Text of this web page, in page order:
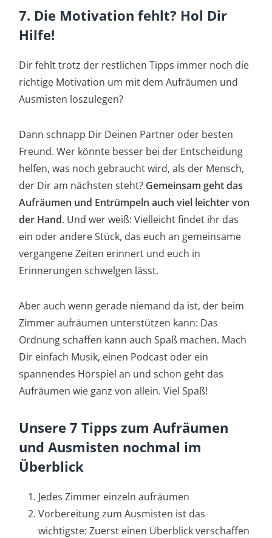
7. Die Motivation fehlt? Hol Dir
Hilfe!
Dir fehlt trotz der restlichen Tipps immer noch die
richtige Motivation um mit dem Aufräumen und
Ausmisten loszulegen?
Dann schnapp Dir Deinen Partner oder besten
Freund. Wer könnte besser bei der Entscheidung
helfen, was noch gebraucht wird, als der Mensch,
der Dir am nächsten steht? Gemeinsam geht das
Aufräumen und Entrümpeln auch viel leichter von
der Hand. Und wer weiß: Vielleicht findet ihr das
ein oder andere Stück, das euch an gemeinsame
vergangene Zeiten erinnert und euch in
Erinnerungen schwelgen lässt.
Aber auch wenn gerade niemand da ist, der beim
Zimmer aufräumen unterstützen kann: Das
Ordnung schaffen kann auch Spaß machen. Mach
Dir einfach Musik, einen Podcast oder ein
spannendes Hörspiel an und schon geht das
Aufräumen wie ganz von allein. Viel Spaß!
Unsere 7 Tipps zum Aufräumen
und Ausmisten nochmal im
Überblick
Jedes Zimmer einzeln aufräumen
Vorbereitung zum Ausmisten ist das
wichtigste: Zuerst einen Überblick verschaffen